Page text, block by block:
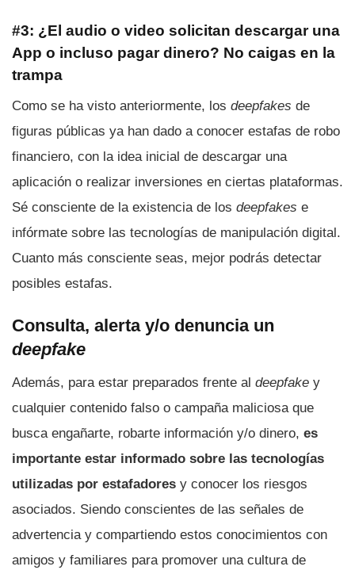
#3: ¿El audio o video solicitan descargar una
App o incluso pagar dinero? No caigas en la
trampa
Como se ha visto anteriormente, los deepfakes de
figuras públicas ya han dado a conocer estafas de robo
financiero, con la idea inicial de descargar una
aplicación o realizar inversiones en ciertas plataformas.
Sé consciente de la existencia de los deepfakes e
infórmate sobre las tecnologías de manipulación digital.
Cuanto más consciente seas, mejor podrás detectar
posibles estafas.
Consulta, alerta y/o denuncia un
deepfake
Además, para estar preparados frente al deepfake y
cualquier contenido falso o campaña maliciosa que
busca engañarte, robarte información y/o dinero, es
importante estar informado sobre las tecnologías
utilizadas por estafadores y conocer los riesgos
asociados. Siendo conscientes de las señales de
advertencia y compartiendo estos conocimientos con
amigos y familiares para promover una cultura de